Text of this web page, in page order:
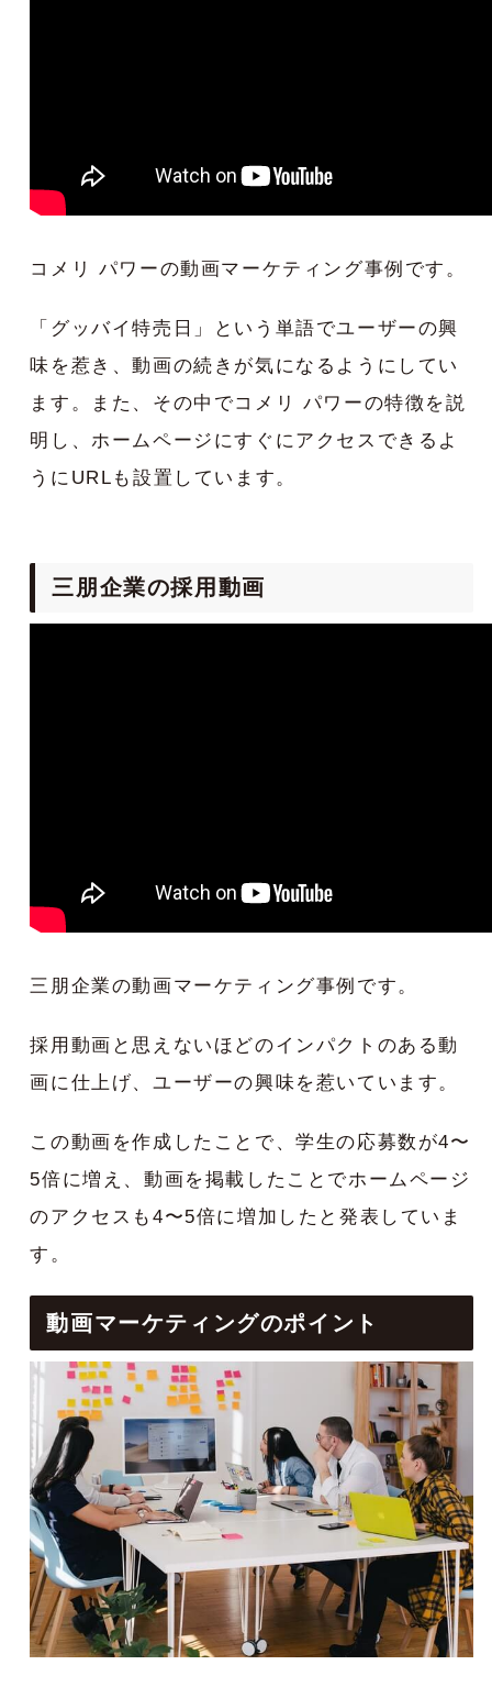
コメリ パワーの動画マーケティング事例です。
「グッバイ特売日」という単語でユーザーの興
味を惹き、動画の続きが気になるようにしてい
ます。また、その中でコメリ パワーの特徴を説
明し、ホームページにすぐにアクセスできるよ
うにURLも設置しています。
三朋企業の採用動画
三朋企業の動画マーケティング事例です。
採用動画と思えないほどのインパクトのある動
画に仕上げ、ユーザーの興味を惹いています。
この動画を作成したことで、学生の応募数が4〜
5倍に増え、動画を掲載したことでホームページ
のアクセスも4〜5倍に増加したと発表していま
す。
動画マーケティングのポイント